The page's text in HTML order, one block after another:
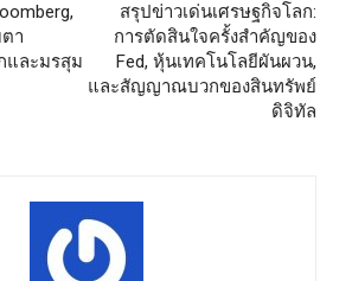
า
และมรสุม
สรุปข่าวเด่นเศรษฐกิจโลก:
การตัดสินใจครั้งสำคัญของ
Fed, หุ้นเทคโนโลยีผันผวน,
และสัญญาณบวกของสินทรัพย์
ดิจิทัล